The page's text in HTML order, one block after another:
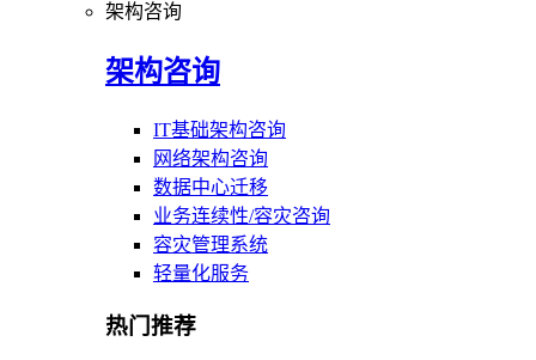
架构咨询
架构咨询
IT基础架构咨询
网络架构咨询
数据中心迁移
业务连续性/容灾咨询
容灾管理系统
轻量化服务
热门推荐